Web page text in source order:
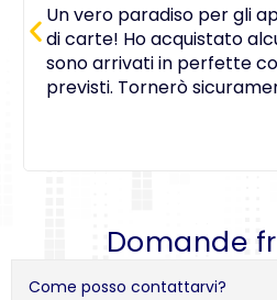
Un vero paradiso per gli
di carte! Ho acquistato
sono arrivati in perfette
previsti. Tornerò
Domande
Come posso contattarvi?